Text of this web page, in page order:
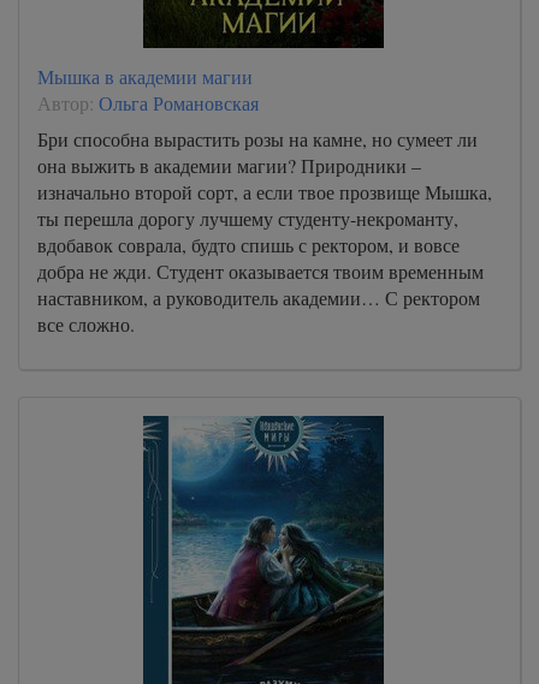
Мышка в академии магии
Автор: Ольга Романовская
Бри способна вырастить розы на камне, но сумеет ли
она выжить в академии магии? Природники –
изначально второй сорт, а если твое прозвище Мышка,
ты перешла дорогу лучшему студенту-некроманту,
вдобавок соврала, будто спишь с ректором, и вовсе
добра не жди. Студент оказывается твоим временным
наставником, а руководитель академии… С ректором
все сложно.